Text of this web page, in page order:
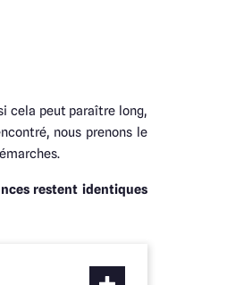
cela peut paraître long,
nous prenons le
restent identiques